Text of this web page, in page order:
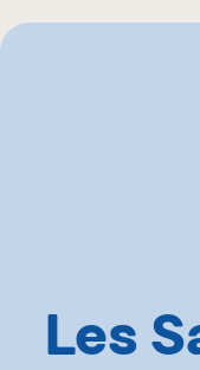
Les